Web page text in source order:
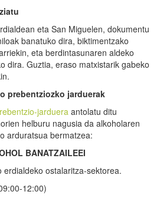
eta San Miguelen, dokumentu
banatuko dira, biktimentzako
eta berdintasunaren aldeko
dira. Guztia, eraso matxistarik gabeko
prebentziozko jarduerak
jarduera antolatu ditu
helburu nagusia da alkoholaren
arduratsua bermatzea:
BANATZAILEEI
erdialdeko ostalaritza-sektorea.
12:00)